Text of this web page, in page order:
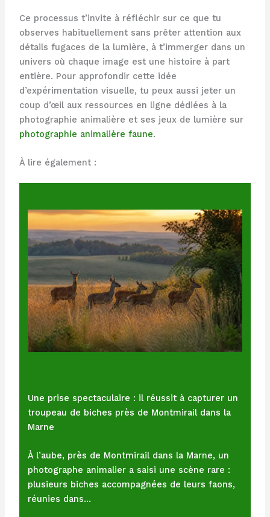
Ce processus t’invite à réfléchir sur ce que tu
observes habituellement sans prêter attention aux
détails fugaces de la lumière, à t’immerger dans un
univers où chaque image est une histoire à part
entière. Pour approfondir cette idée
d’expérimentation visuelle, tu peux aussi jeter un
coup d’œil aux ressources en ligne dédiées à la
photographie animalière et ses jeux de lumière sur
photographie animalière faune.
À lire également :
Une prise spectaculaire : il réussit à capturer un
troupeau de biches près de Montmirail dans la
Marne
À l’aube, près de Montmirail dans la Marne, un
photographe animalier a saisi une scène rare :
plusieurs biches accompagnées de leurs faons,
réunies dans…